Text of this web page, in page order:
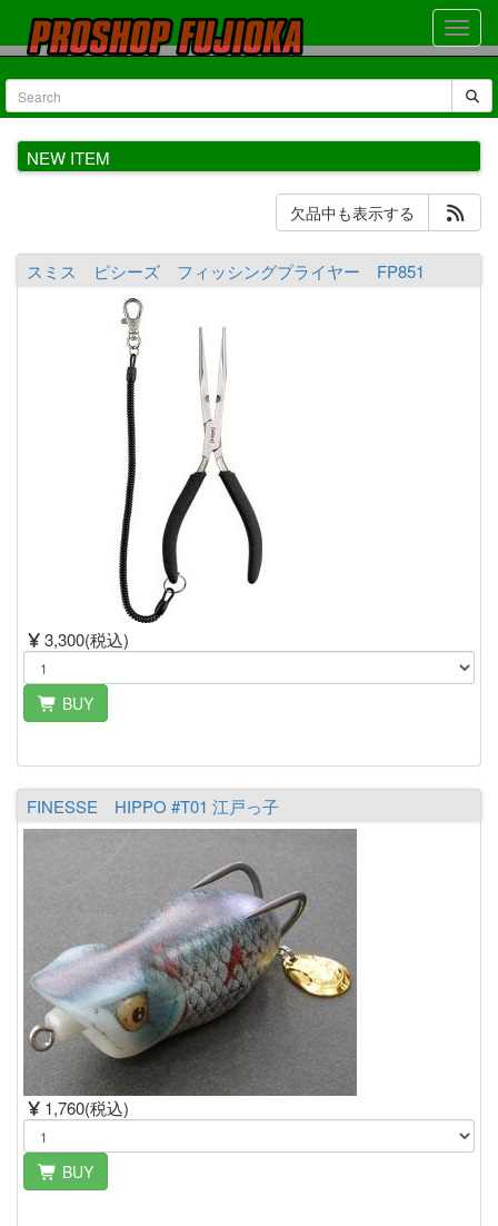
NEW ITEM
欠品中も表示する
スミス ピシーズ フィッシングプライヤー FP851
3,300(税込)
BUY
FINESSE HIPPO #T01 江戸っ子
1,760(税込)
BUY